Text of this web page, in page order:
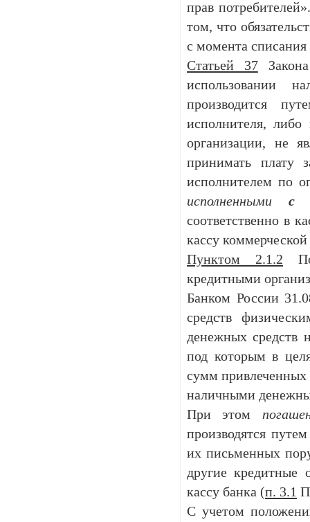
прав
том, что
с момента
Статьей 37Закона
использовании
производится
исполнителя,
организации, не
принимать плату
исполнителем по
исполненнымис
соответственно в
кассу
Пунктом 2.1.2
кредитными
Банком России
средств
денежных средств
под которым в
сумм привлеченных
наличными
При этом
производятся
их письменных
другие кредитные
кассу банка (п. 3.1
С учетом